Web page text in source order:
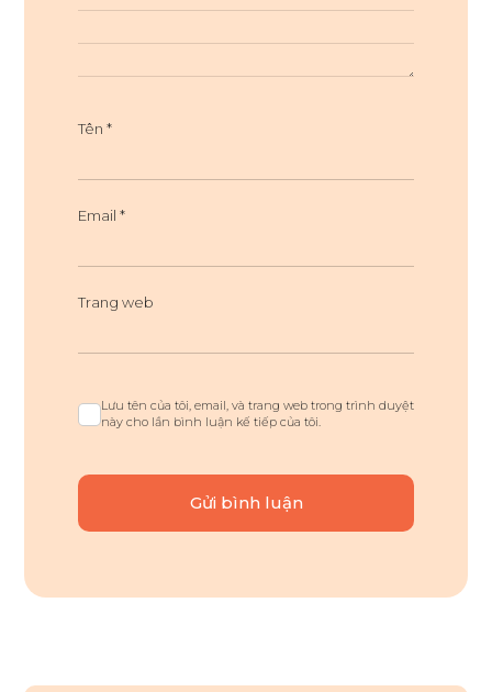
Tên *
Email *
Trang web
Lưu tên của tôi, email, và trang web trong trình duyệt
này cho lần bình luận kế tiếp của tôi.